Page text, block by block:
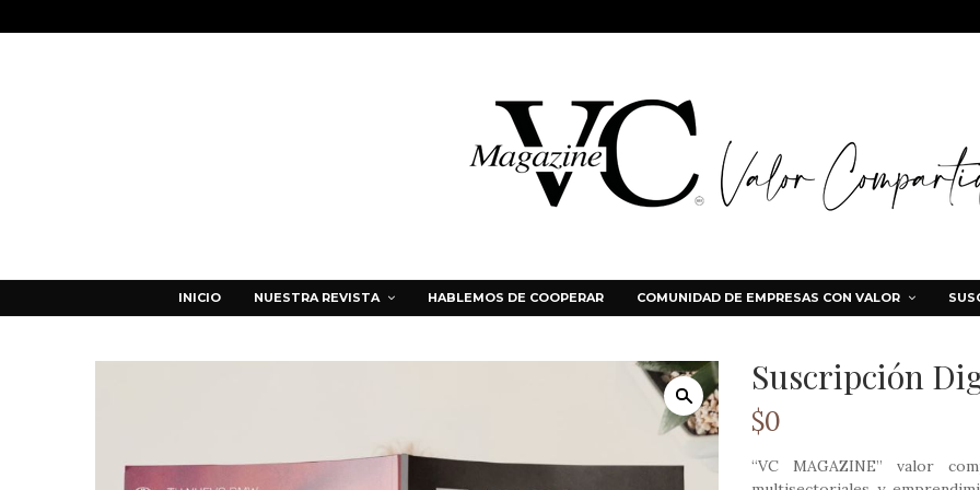
INICIO NUESTRA REVISTA HABLEMOS DE COOPERAR COMUNIDAD DE EMPRESAS CON VALOR
Suscripción
$0
“VC MAGAZINE” valor